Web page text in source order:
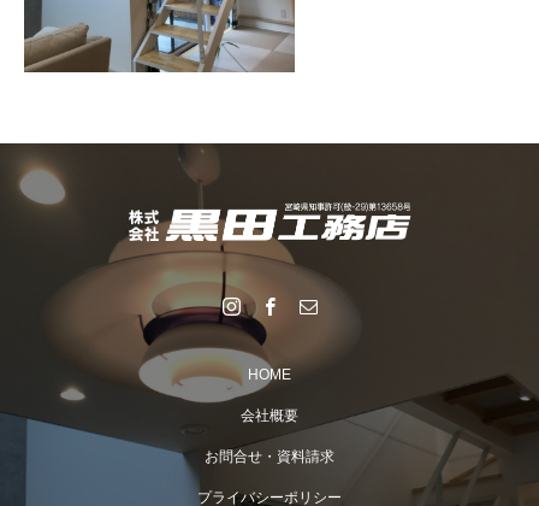
HOME
会社概要
お問合せ・資料請求
プライバシーポリシー